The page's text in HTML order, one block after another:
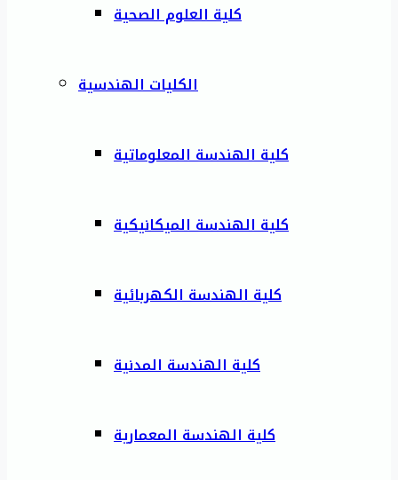
كلية العلوم الصحية
الكليات الهندسية
كلية الهندسة المعلوماتية
كلية الهندسة الميكانيكية
كلية الهندسة الكهربائية
كلية الهندسة المدنية
كلية الهندسة المعمارية